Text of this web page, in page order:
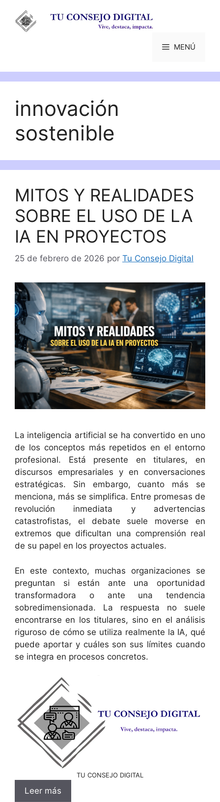
contenido
MENÚ
innovación
sostenible
MITOS Y REALIDADES
SOBRE EL USO DE LA
IA EN PROYECTOS
25 de febrero de 2026 por Tu Consejo Digital
La inteligencia artificial se ha convertido en uno
de los conceptos más repetidos en el entorno
profesional. Está presente en titulares, en
discursos empresariales y en conversaciones
estratégicas. Sin embargo, cuanto más se
menciona, más se simplifica. Entre promesas de
revolución inmediata y advertencias
catastrofistas, el debate suele moverse en
extremos que dificultan una comprensión real
de su papel en los proyectos actuales.
En este contexto, muchas organizaciones se
preguntan si están ante una oportunidad
transformadora o ante una tendencia
sobredimensionada. La respuesta no suele
encontrarse en los titulares, sino en el análisis
riguroso de cómo se utiliza realmente la IA, qué
puede aportar y cuáles son sus límites cuando
se integra en procesos concretos.
TU CONSEJO DIGITAL
Leer más